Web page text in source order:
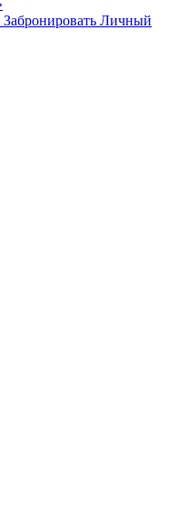
Забронировать Личный